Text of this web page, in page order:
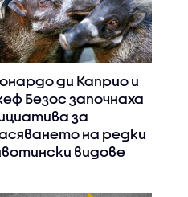
ди Каприо и
Безос започнаха
за
на редки
видове